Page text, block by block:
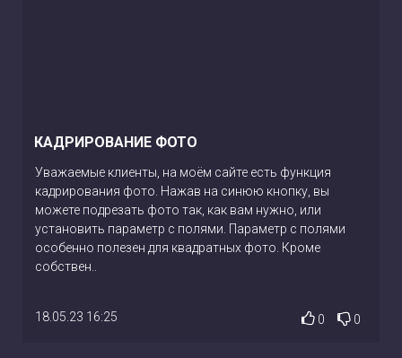
КАДРИРОВАНИЕ ФОТО
Уважаемые клиенты, на моём сайте есть функция
кадрирования фото. Нажав на синюю кнопку, вы
можете подрезать фото так, как вам нужно, или
установить параметр с полями. Параметр с полями
особенно полезен для квадратных фото. Кроме
собствен..
18.05.23 16:25 0 0